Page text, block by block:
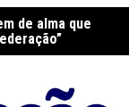
de alma que
São José